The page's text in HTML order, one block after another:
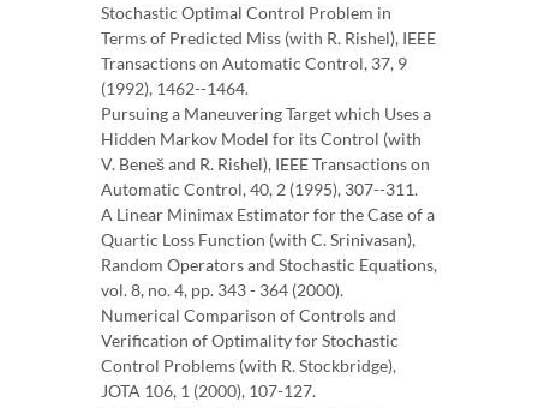
Stochastic Optimal Control Problem in
Terms of Predicted Miss (with R. Rishel), IEEE
Transactions on Automatic Control, 37, 9
(1992), 1462--1464.
Pursuing a Maneuvering Target which Uses a
Hidden Markov Model for its Control (with
V. Beneš and R. Rishel), IEEE Transactions on
Automatic Control, 40, 2 (1995), 307--311.
A Linear Minimax Estimator for the Case of a
Quartic Loss Function (with C. Srinivasan),
Random Operators and Stochastic Equations,
vol. 8, no. 4, pp. 343 - 364 (2000).
Numerical Comparison of Controls and
Verification of Optimality for Stochastic
Control Problems (with R. Stockbridge),
JOTA 106, 1 (2000), 107-127.